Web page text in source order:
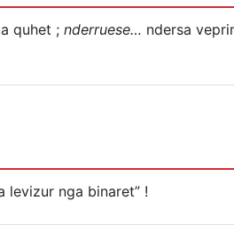
quhet ; nderruese… ndersa
levizur nga binaret” !